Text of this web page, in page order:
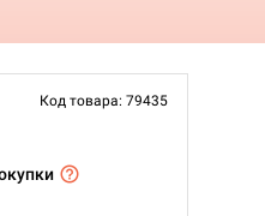
Код товара: 79435